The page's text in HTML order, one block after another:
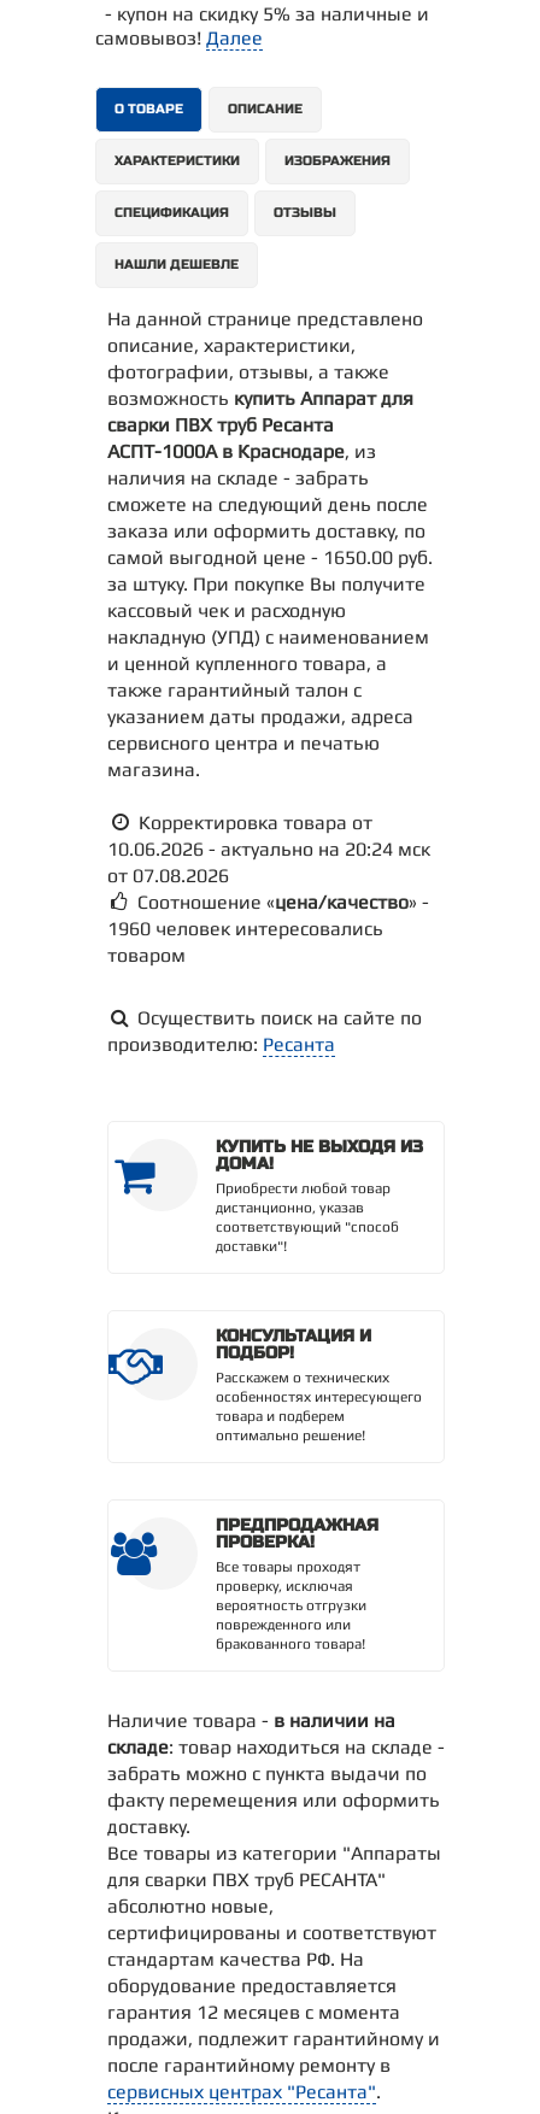
- купон на скидку 5% за наличные и
самовывоз! Далее
О ТОВАРЕ ОПИСАНИЕ
ХАРАКТЕРИСТИКИ ИЗОБРАЖЕНИЯ
СПЕЦИФИКАЦИЯ ОТЗЫВЫ
НАШЛИ ДЕШЕВЛЕ
На данной странице представлено
описание, характеристики,
фотографии, отзывы, а также
возможность купить Аппарат для
сварки ПВХ труб Ресанта
АСПТ-1000А в Краснодаре, из
наличия на складе - забрать
сможете на следующий день после
заказа или оформить доставку, по
самой выгодной цене - 1650.00 руб.
за штуку. При покупке Вы получите
кассовый чек и расходную
накладную (УПД) с наименованием
и ценной купленного товара, а
также гарантийный талон с
указанием даты продажи, адреса
сервисного центра и печатью
магазина.
Корректировка товара от
10.06.2026 - актуально на 20:24 мск
от 07.08.2026
Соотношение «цена/качество» -
1960 человек интересовались
товаром
Осуществить поиск на сайте по
производителю: Ресанта
КУПИТЬ НЕ ВЫХОДЯ ИЗ
ДОМА!
Приобрести любой товар
дистанционно, указав
соответствующий "способ
доставки"!
КОНСУЛЬТАЦИЯ И
ПОДБОР!
Расскажем о технических
особенностях интересующего
товара и подберем
оптимально решение!
ПРЕДПРОДАЖНАЯ
ПРОВЕРКА!
Все товары проходят
проверку, исключая
вероятность отгрузки
поврежденного или
бракованного товара!
Наличие товара - в наличии на
складе: товар находиться на складе -
забрать можно с пункта выдачи по
факту перемещения или оформить
доставку.
Все товары из категории "Аппараты
для сварки ПВХ труб РЕСАНТА"
абсолютно новые,
сертифицированы и соответствуют
стандартам качества РФ. На
оборудование предоставляется
гарантия 12 месяцев с момента
продажи, подлежит гарантийному и
после гарантийному ремонту в
сервисных центрах "Ресанта".